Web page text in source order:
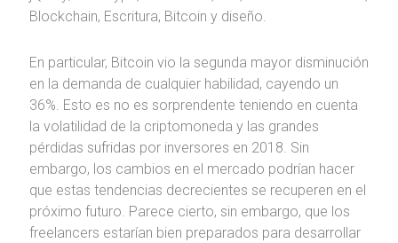
Blockchain, Escritura, Bitcoin y diseño.
En particular, Bitcoin vio la segunda mayor disminución
en la demanda de cualquier habilidad, cayendo un
36%. Esto es no es sorprendente teniendo en cuenta
la volatilidad de la criptomoneda y las grandes
pérdidas sufridas por inversores en 2018. Sin
embargo, los cambios en el mercado podrían hacer
que estas tendencias decrecientes se recuperen en el
próximo futuro. Parece cierto, sin embargo, que los
freelancers estarían bien preparados para desarrollar